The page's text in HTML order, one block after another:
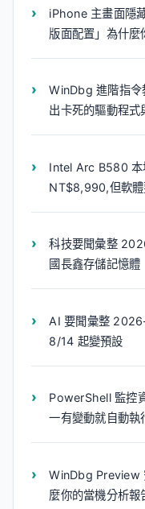
iPhone 主畫面隱
版面配置」為什麼
WinDbg 進階指
出卡死的驅動程式
Intel Arc B580 本
NT$8,990,但軟體
科技要聞彙整
國長鑫存儲記憶體
AI 要聞彙整
8/14 起變預設
PowerShell 監控
一有變動就自動執
WinDbg Preview
麼你的當機分析報